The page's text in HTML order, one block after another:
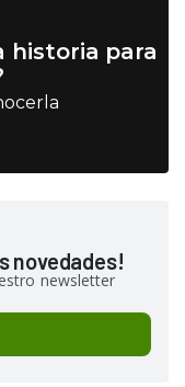
historia para
novedades!
newsletter